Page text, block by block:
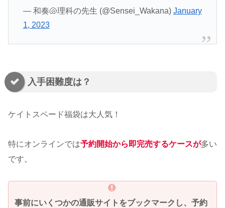
— 和奏🐚理科の先生 (@Sensei_Wakana) January
1, 2023
入手困難度は？
ケイトスペード福袋は大人気！
特にオンラインでは予約開始から即完売するケースが多い
です。
事前にいくつかの通販サイトをブックマークし、予約